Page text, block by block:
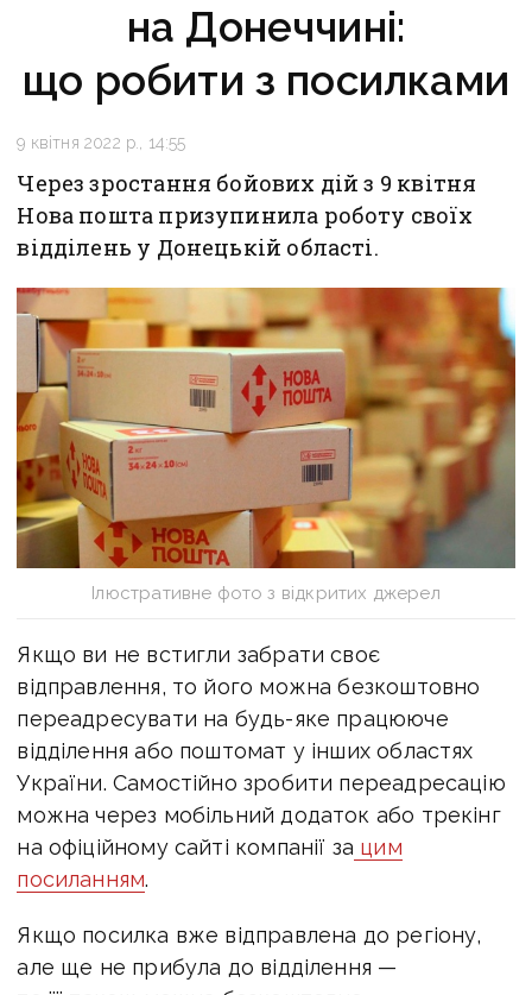
на Донеччині:
що робити з посилками
9 квітня 2022 р., 14:55
Через зростання бойових дій з 9 квітня
Нова пошта призупинила роботу своїх
відділень у Донецькій області.
Ілюстративне фото з відкритих джерел
Якщо ви не встигли забрати своє
відправлення, то його можна безкоштовно
переадресувати на будь-яке працююче
відділення або поштомат у інших областях
України. Самостійно зробити переадресацію
можна через мобільний додаток або трекінг
на офіційному сайті компанії за цим
посиланням.
Якщо посилка вже відправлена до регіону,
але ще не прибула до відділення —